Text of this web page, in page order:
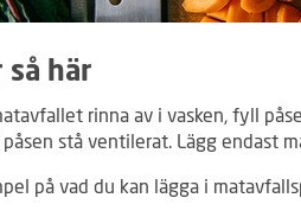
så här
rinna av i vasken, fyll
stå ventilerat. Lägg endast
på vad du kan lägga i